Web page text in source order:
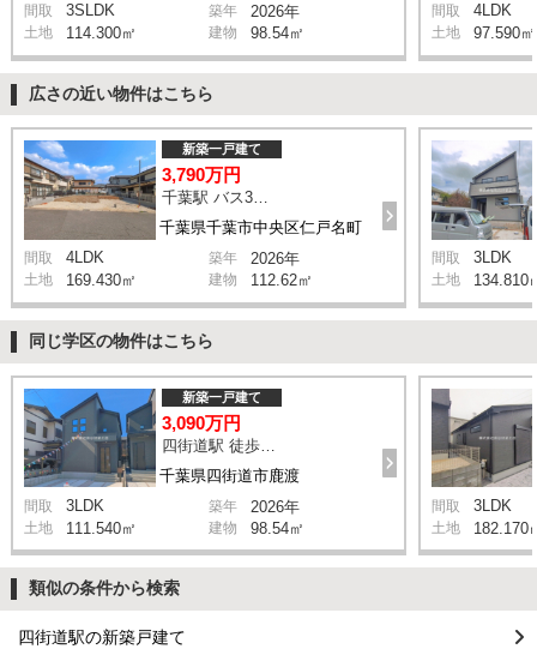
間取 3SLDK 築年 2026年
土地 114.300㎡ 建物 98.54㎡
間取 4LDK
土地 97.590㎡
広さの近い物件はこちら
千葉県千葉市中央区仁戸名町
新築一戸建て
3,790万円
千葉駅 バス3分 停歩2分
間取 4LDK 築年 2026年
土地 169.430㎡ 建物 112.62㎡
間取 3LDK
土地 134.810
同じ学区の物件はこちら
千葉県四街道市鹿渡
新築一戸建て
3,090万円
間取 3LDK 築年 2026年
土地 111.540㎡ 建物 98.54㎡
間取 3LDK
土地 182.170
類似の条件から検索
四街道駅の新築戸建て